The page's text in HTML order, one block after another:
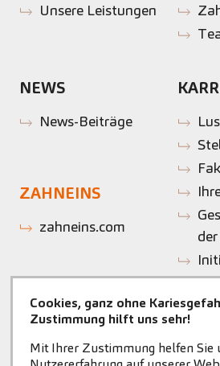
Unsere Leistungen
NEWS
News-Beiträge
ZAHNEINS
zahneins.com
Cookies, ganz ohne
Zustimmung hilft uns sehr!
Mit Ihrer Zustimmung helfen Sie